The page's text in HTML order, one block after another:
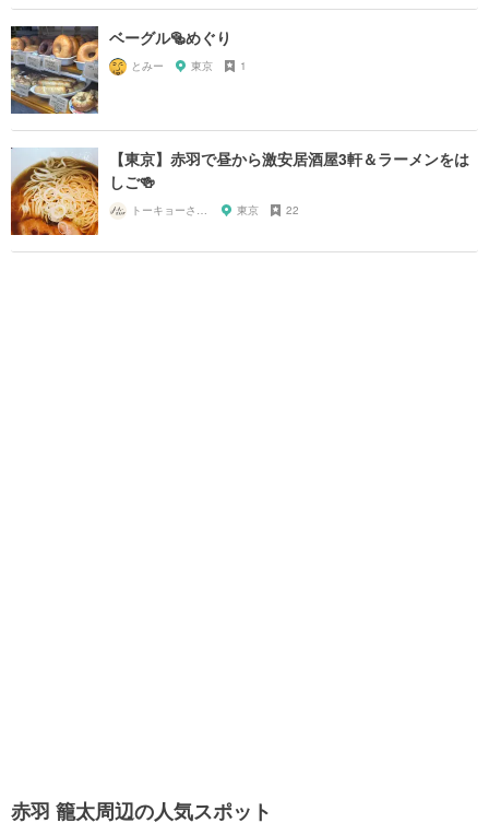
ベーグル🥯めぐり
とみー 東京 1
【東京】赤羽で昼から激安居酒屋3軒＆ラーメンをは
しご🍻
トーキョーさんぽ 東京 22
赤羽 籠太周辺の人気スポット